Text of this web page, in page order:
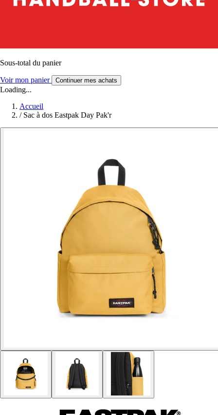
Sous-total du panier
Voir mon panier Continuer mes achats
Loading...
Accueil
/ Sac à dos Eastpak Day Pak'r